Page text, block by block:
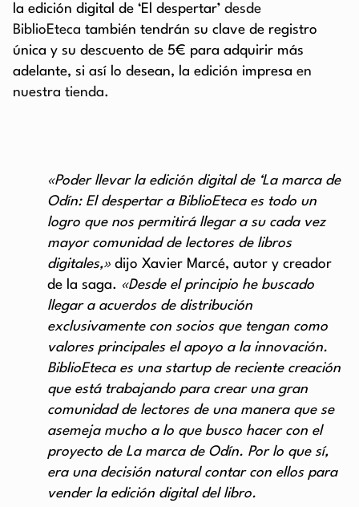
la edición digital de ‘El despertar’ desde
BiblioEteca también tendrán su clave de registro
única y su descuento de 5€ para adquirir más
adelante, si así lo desean, la edición impresa en
nuestra tienda.
«Poder llevar la edición digital de ‘La marca de
Odín: El despertar a BiblioEteca es todo un
logro que nos permitirá llegar a su cada vez
mayor comunidad de lectores de libros
digitales,» dijo Xavier Marcé, autor y creador
de la saga. «Desde el principio he buscado
llegar a acuerdos de distribución
exclusivamente con socios que tengan como
valores principales el apoyo a la innovación.
BiblioEteca es una startup de reciente creación
que está trabajando para crear una gran
comunidad de lectores de una manera que se
asemeja mucho a lo que busco hacer con el
proyecto de La marca de Odín. Por lo que sí,
era una decisión natural contar con ellos para
vender la edición digital del libro.